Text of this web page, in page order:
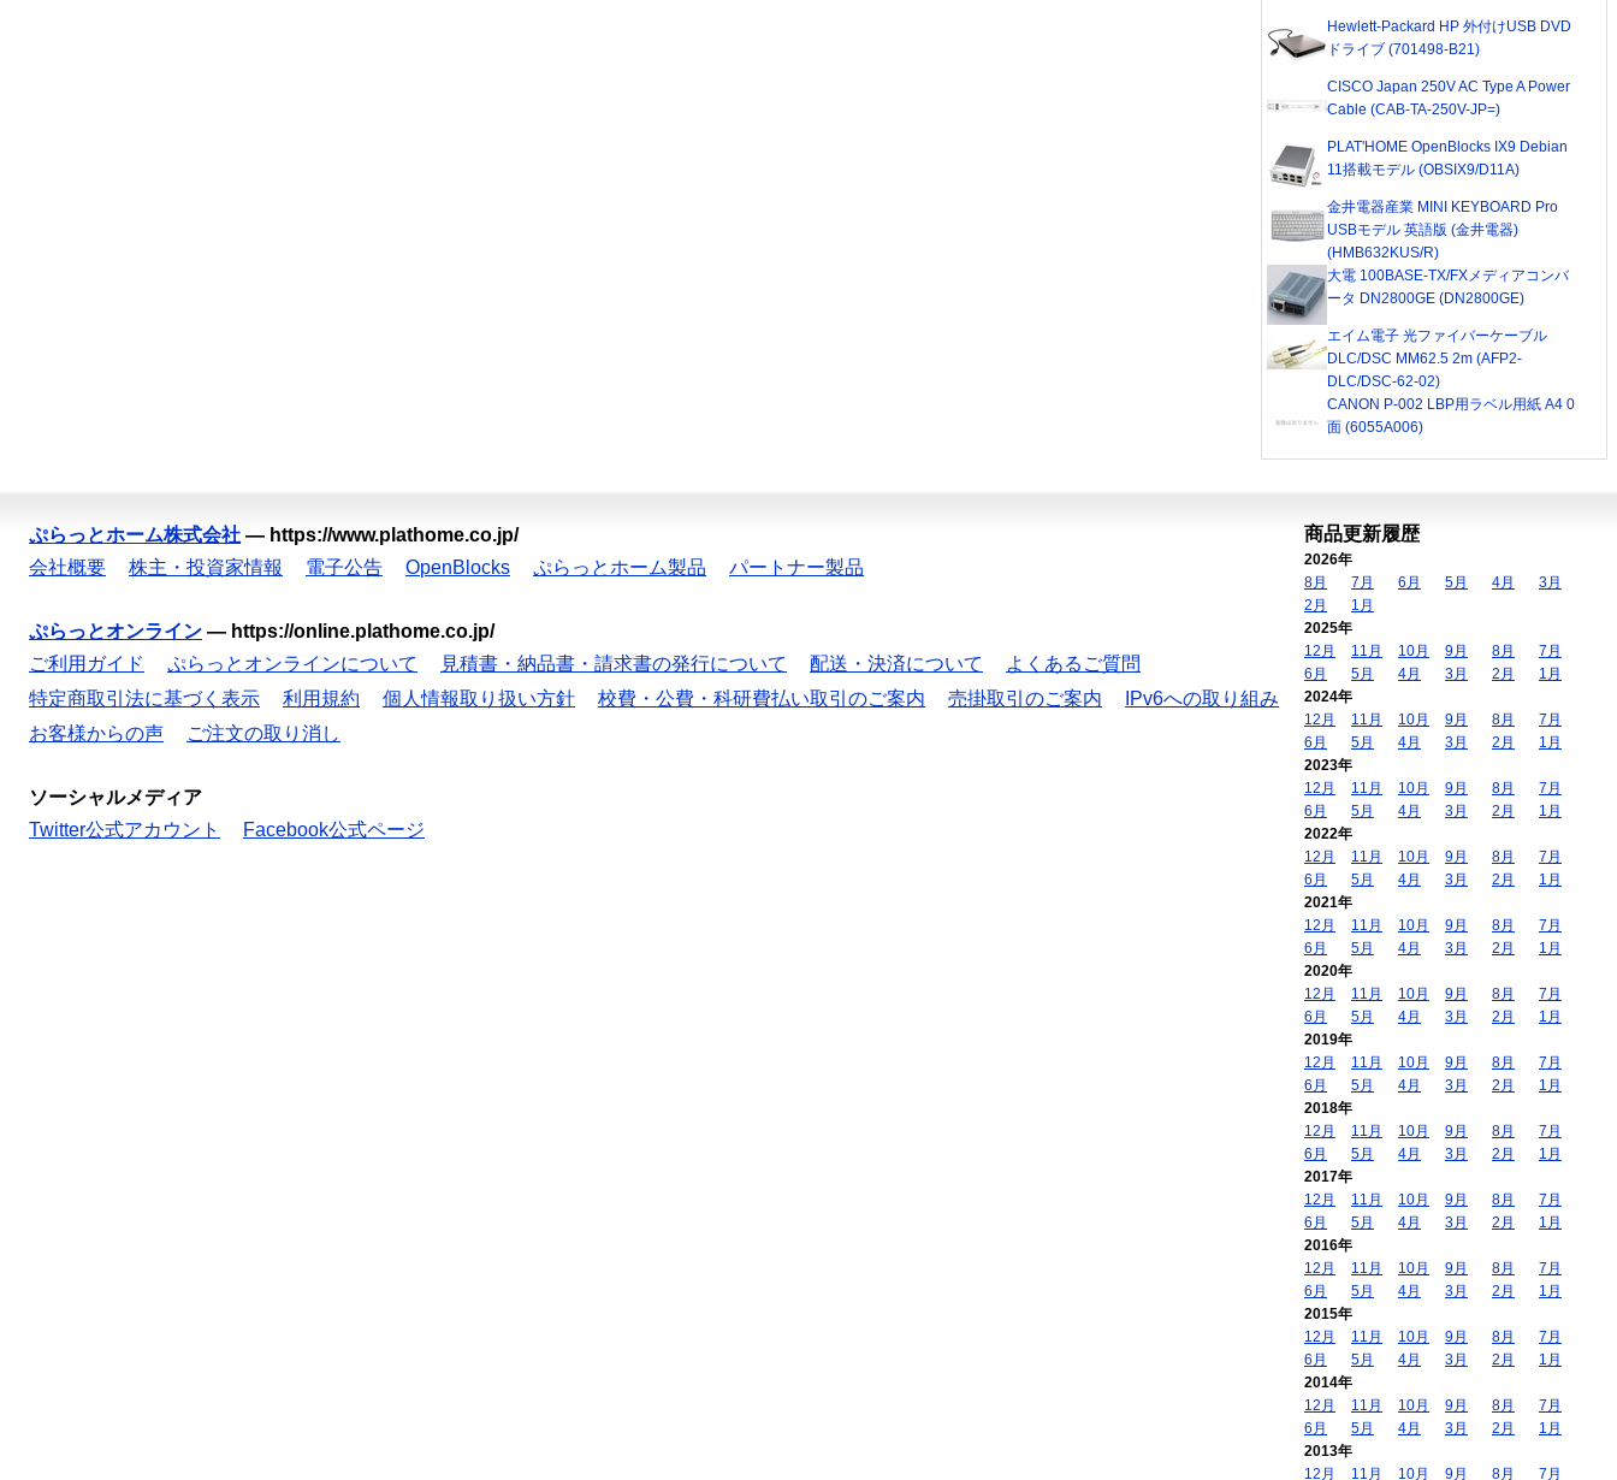
Hewlett-Packard HP 外付けUSB DVD
ドライブ (701498-B21)
CISCO Japan 250V AC Type A Power
Cable (CAB-TA-250V-JP=)
PLAT'HOME OpenBlocks IX9 Debian
11搭載モデル (OBSIX9/D11A)
金井電器産業 MINI KEYBOARD Pro
USBモデル 英語版 (金井電器)
(HMB632KUS/R)
大電 100BASE-TX/FXメディアコンバ
ータ DN2800GE (DN2800GE)
エイム電子 光ファイバーケーブル
DLC/DSC MM62.5 2m (AFP2-
DLC/DSC-62-02)
CANON P-002 LBP用ラベル用紙 A4 0
面 (6055A006)
ぷらっとホーム株式会社 — https://www.plathome.co.jp/
会社概要
株主・投資家情報 電子公告 OpenBlocks ぷらっとホーム製品 パートナー製品
ぷらっとオンライン — https://online.plathome.co.jp/
ご利用ガイド
ぷらっとオンラインについて 見積書・納品書・請求書の発行について 配送・決済について
よくあるご質問
特定商取引法に基づく表示
利用規約 個人情報取り扱い方針 校費・公費・科研費払い取引のご案内 売掛取引のご案内
IPv6への取り組み
お客様からの声
ご注文の取り消し
ソーシャルメディア
Twitter公式アカウント
Facebook公式ページ
商品更新履歴
2026年
8月
7月 6月 5月 4月
3月
2月
1月
2025年
12月
11月 10月 9月 8月
7月
6月
5月 4月 3月 2月
1月
2024年
12月
11月 10月 9月 8月
7月
6月
5月 4月 3月 2月
1月
2023年
12月
11月 10月 9月 8月
7月
6月
5月 4月 3月 2月
1月
2022年
12月
11月 10月 9月 8月
7月
6月
5月 4月 3月 2月
1月
2021年
12月
11月 10月 9月 8月
7月
6月
5月 4月 3月 2月
1月
2020年
12月
11月 10月 9月 8月
7月
6月
5月 4月 3月 2月
1月
2019年
12月
11月 10月 9月 8月
7月
6月
5月 4月 3月 2月
1月
2018年
12月
11月 10月 9月 8月
7月
6月
5月 4月 3月 2月
1月
2017年
12月
11月 10月 9月 8月
7月
6月
5月 4月 3月 2月
1月
2016年
12月
11月 10月 9月 8月
7月
6月
5月 4月 3月 2月
1月
2015年
12月
11月 10月 9月 8月
7月
6月
5月 4月 3月 2月
1月
2014年
12月
11月 10月 9月 8月
7月
6月
5月 4月 3月 2月
1月
2013年
12月
11月 10月 9月 8月 7月